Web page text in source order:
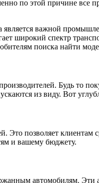
по этой причине все
является важной
широкий спектр
поиска найти
Будь то
из виду. Вот
позволяет
и вашему бюджету.
автомобилям.